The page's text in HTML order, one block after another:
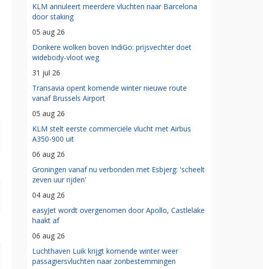
KLM annuleert meerdere vluchten naar Barcelona
door staking
05 aug 26
Donkere wolken boven IndiGo: prijsvechter doet
widebody-vloot weg
31 jul 26
Transavia opent komende winter nieuwe route
vanaf Brussels Airport
05 aug 26
KLM stelt eerste commerciële vlucht met Airbus
A350-900 uit
06 aug 26
Groningen vanaf nu verbonden met Esbjerg: 'scheelt
zeven uur rijden'
04 aug 26
easyJet wordt overgenomen door Apollo, Castlelake
haakt af
06 aug 26
Luchthaven Luik krijgt komende winter weer
passagiersvluchten naar zonbestemmingen